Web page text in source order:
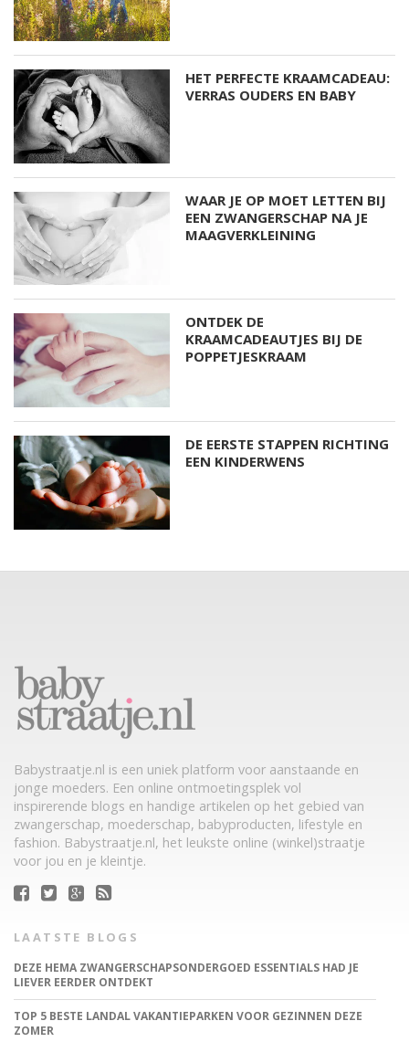
HET PERFECTE KRAAMCADEAU:
VERRAS OUDERS EN BABY
WAAR JE OP MOET LETTEN BIJ
EEN ZWANGERSCHAP NA JE
MAAGVERKLEINING
ONTDEK DE
KRAAMCADEAUTJES BIJ DE
POPPETJESKRAAM
DE EERSTE STAPPEN RICHTING
EEN KINDERWENS
Babystraatje.nl is een uniek platform voor aanstaande en
jonge moeders. Een online ontmoetingsplek vol
inspirerende blogs en handige artikelen op het gebied van
zwangerschap, moederschap, babyproducten, lifestyle en
fashion. Babystraatje.nl, het leukste online (winkel)straatje
voor jou en je kleintje.
LAATSTE BLOGS
DEZE HEMA ZWANGERSCHAPSONDERGOED ESSENTIALS HAD JE
LIEVER EERDER ONTDEKT
TOP 5 BESTE LANDAL VAKANTIEPARKEN VOOR GEZINNEN DEZE
ZOMER